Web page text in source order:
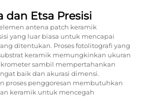
dan Etsa Presisi
antena patch keramik
yang luar biasa untuk mencapai
ditentukan. Proses fotolitografi yang
keramik memungkinkan ukuran
sambil mempertahankan
baik dan akurasi dimensi.
proses penggoresan membutuhkan
keramik untuk mencegah